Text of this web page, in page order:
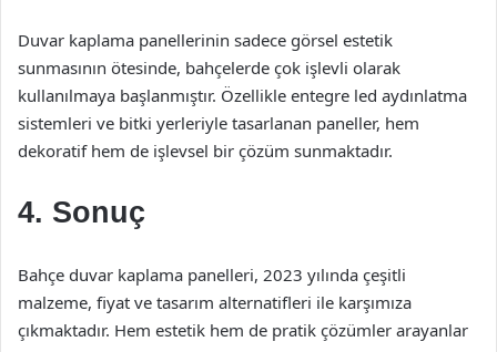
Duvar kaplama panellerinin sadece görsel estetik
sunmasının ötesinde, bahçelerde çok işlevli olarak
kullanılmaya başlanmıştır. Özellikle entegre led aydınlatma
sistemleri ve bitki yerleriyle tasarlanan paneller, hem
dekoratif hem de işlevsel bir çözüm sunmaktadır.
4. Sonuç
Bahçe duvar kaplama panelleri, 2023 yılında çeşitli
malzeme, fiyat ve tasarım alternatifleri ile karşımıza
çıkmaktadır. Hem estetik hem de pratik çözümler arayanlar